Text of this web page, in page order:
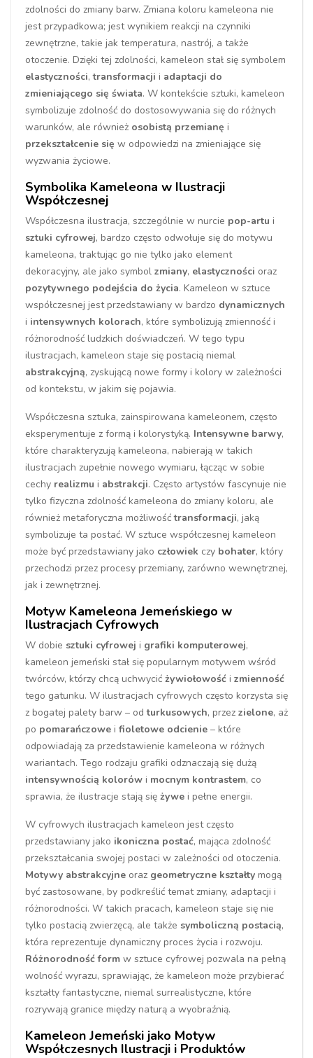
zdolności do zmiany barw. Zmiana koloru kameleona nie
jest przypadkowa; jest wynikiem reakcji na czynniki
zewnętrzne, takie jak temperatura, nastrój, a także
otoczenie. Dzięki tej zdolności, kameleon stał się symbolem
elastyczności,transformacji i adaptacji do
zmieniającego się świata. W kontekście sztuki, kameleon
symbolizuje zdolność do dostosowywania się do różnych
warunków, ale również osobistą przemianę i
przekształcenie się w odpowiedzi na zmieniające się
wyzwania życiowe.
Symbolika Kameleona w Ilustracji
Współczesnej
Współczesna ilustracja, szczególnie w nurcie pop-artu i
sztuki cyfrowej, bardzo często odwołuje się do motywu
kameleona, traktując go nie tylko jako element
dekoracyjny, ale jako symbol zmiany, elastyczności oraz
pozytywnego podejścia do życia. Kameleon w sztuce
współczesnej jest przedstawiany w bardzo dynamicznych
i intensywnych kolorach, które symbolizują zmienność i
różnorodność ludzkich doświadczeń. W tego typu
ilustracjach, kameleon staje się postacią niemal
abstrakcyjną, zyskującą nowe formy i kolory w zależności
od kontekstu, w jakim się pojawia.
Współczesna sztuka, zainspirowana kameleonem, często
eksperymentuje z formą i kolorystyką. Intensywne barwy,
które charakteryzują kameleona, nabierają w takich
ilustracjach zupełnie nowego wymiaru, łącząc w sobie
cechy realizmu i abstrakcji. Często artystów fascynuje nie
tylko fizyczna zdolność kameleona do zmiany koloru, ale
również metaforyczna możliwośćtransformacji, jaką
symbolizuje ta postać. W sztuce współczesnej kameleon
może być przedstawiany jako człowiek czy bohater, który
przechodzi przez procesy przemiany, zarówno wewnętrznej,
jak i zewnętrznej.
Motyw Kameleona Jemeńskiego w
Ilustracjach Cyfrowych
W dobie sztuki cyfrowej i grafiki komputerowej,
kameleon jemeński stał się popularnym motywem wśród
twórców, którzy chcą uchwycić żywiołowość i zmienność
tego gatunku. W ilustracjach cyfrowych często korzysta się
z bogatej palety barw – odturkusowych, przez zielone, aż
po pomarańczowe i fioletowe odcienie – które
odpowiadają za przedstawienie kameleona w różnych
wariantach. Tego rodzaju grafiki odznaczają się dużą
intensywnością kolorów i mocnym kontrastem, co
sprawia, że ilustracje stają się żywe i pełne energii.
W cyfrowych ilustracjach kameleon jest często
przedstawiany jako ikoniczna postać, mająca zdolność
przekształcania swojej postaci w zależności od otoczenia.
Motywy abstrakcyjne oraz geometryczne kształty mogą
być zastosowane, by podkreślić temat zmiany, adaptacji i
różnorodności. W takich pracach, kameleon staje się nie
tylko postacią zwierzęcą, ale także symboliczną postacią,
która reprezentuje dynamiczny proces życia i rozwoju.
Różnorodność form w sztuce cyfrowej pozwala na pełną
wolność wyrazu, sprawiając, że kameleon może przybierać
kształty fantastyczne, niemal surrealistyczne, które
rozrywają granice między naturą a wyobraźnią.
Kameleon Jemeński jako Motyw
Współczesnych Ilustracji i Produktów